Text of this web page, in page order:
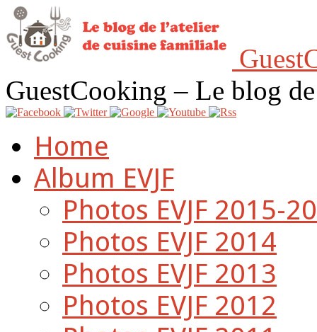
GuestCooking – Le blog
Home
Album EVJF
Photos EVJF 2015-
Photos EVJF 2014
Photos EVJF 2013
Photos EVJF 2012